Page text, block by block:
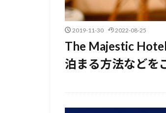
2019-11-30 2022-08-25
The Majestic
泊まる方法などを